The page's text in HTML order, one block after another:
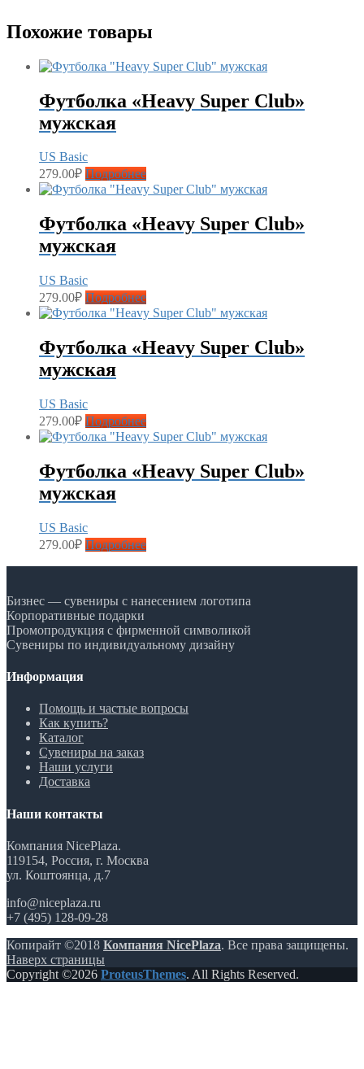
Похожие товары
Футболка «Heavy Super Club»
мужская
US Basic
279.00₽ Подробнее
Футболка «Heavy Super Club»
мужская
US Basic
279.00₽ Подробнее
Футболка «Heavy Super Club»
мужская
US Basic
279.00₽ Подробнее
Футболка «Heavy Super Club»
мужская
US Basic
279.00₽ Подробнее
Бизнес — сувениры с нанесением логотипа
Корпоративные подарки
Промопродукция с фирменной символикой
Сувениры по индивидуальному дизайну
Информация
Помощь и частые вопросы
Как купить?
Каталог
Сувениры на заказ
Наши услуги
Доставка
Наши контакты
Компания NicePlaza.
119154, Россия, г. Москва
ул. Коштоянца, д.7
info@niceplaza.ru
+7 (495) 128-09-28
Копирайт ©2018 Компания NicePlaza. Все права защищены.
Наверх страницы
Copyright ©2026 ProteusThemes. All Rights Reserved.